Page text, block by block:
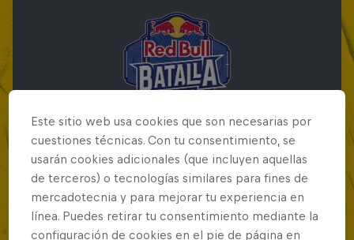
Red Bull Batalla Final Torneo de Plazas
2026
Este sitio web usa cookies que son necesarias por
cuestiones técnicas. Con tu consentimiento, se
usarán cookies adicionales (que incluyen aquellas
de terceros) o tecnologías similares para fines de
mercadotecnia y para mejorar tu experiencia en
línea. Puedes retirar tu consentimiento mediante la
configuración de cookies en el pie de página en